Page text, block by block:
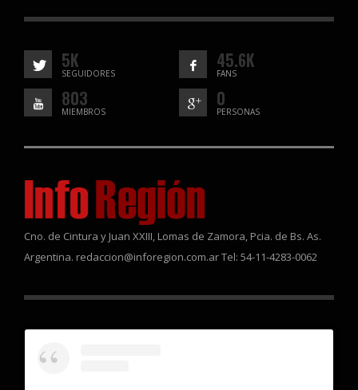
5K
SEGUIDORES
45.6K
FANS
803
MIEMBROS
0
PERSONAS
Cno. de Cintura y Juan XXIII, Lomas de Zamora, Pcia. de Bs. As.
Argentina. redaccion@inforegion.com.ar Tel: 54-11-4283-0062